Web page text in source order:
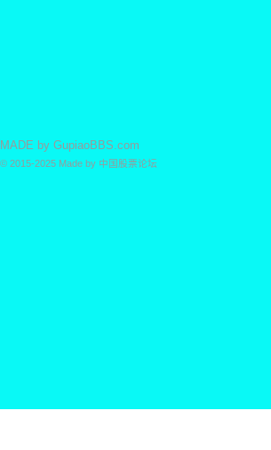
MADE by GupiaoBBS.com
© 2015-2025 Made by 中国股票论坛